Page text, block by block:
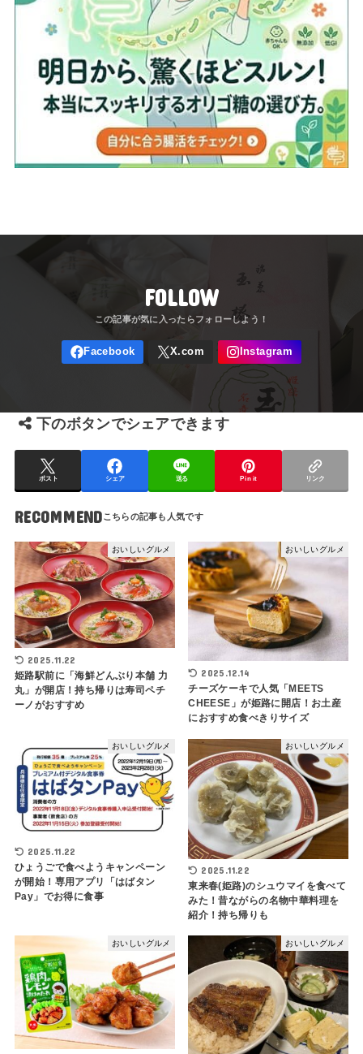
FOLLOW
下のボタンでシェアできます
ポスト シェア 送る Pin it リンク
RECOMMEND
おいしいグルメ
2025.11.22
姫路駅前に「海鮮どんぶり本舗 力
丸」が開店！持ち帰りは寿司ペチ
ーノがおすすめ
おいしいグルメ
2025.12.14
チーズケーキで人気「MEETS
CHEESE」が姫路に開店！お土産
におすすめ食べきりサイズ
おいしいグルメ
2025.11.22
ひょうごで食べようキャンペーン
が開始！専用アプリ「はばタン
Pay」でお得に食事
おいしいグルメ
2025.11.22
東来春(姫路)のシュウマイを食べて
みた！昔ながらの名物中華料理を
紹介！持ち帰りも
おいしいグルメ おいしいグルメ